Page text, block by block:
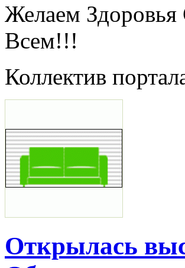
Желаем Здоровья
Всем!!!
Коллектив
Открылась